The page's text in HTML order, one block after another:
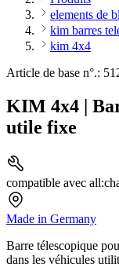
elements de
kim barres
kim 4x4
Article de base n°.:
KIM 4x4 |
utile fixe
compatible avec
Made in Germany
Barre télescopique
dans les véhicules